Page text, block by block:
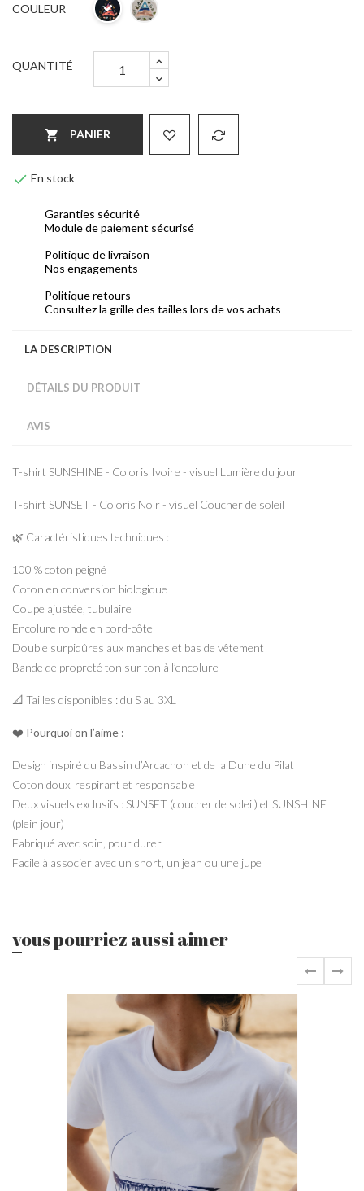
COULEUR
QUANTITÉ
 PANIER
 En stock
Garanties sécurité
Module de paiement sécurisé
Politique de livraison
Nos engagements
Politique retours
Consultez la grille des tailles lors de vos achats
LA DESCRIPTION
DÉTAILS DU PRODUIT
AVIS
T-shirt SUNSHINE - Coloris Ivoire - visuel Lumière du jour
T-shirt SUNSET - Coloris Noir - visuel Coucher de soleil
🌿 Caractéristiques techniques :
100 % coton peigné
Coton en conversion biologique
Coupe ajustée, tubulaire
Encolure ronde en bord-côte
Double surpiqûres aux manches et bas de vêtement
Bande de propreté ton sur ton à l’encolure
📐 Tailles disponibles : du S au 3XL
❤️ Pourquoi on l’aime :
Design inspiré du Bassin d’Arcachon et de la Dune du Pilat
Coton doux, respirant et responsable
Deux visuels exclusifs : SUNSET (coucher de soleil) et SUNSHINE
(plein jour)
Fabriqué avec soin, pour durer
Facile à associer avec un short, un jean ou une jupe
vous pourriez aussi aimer